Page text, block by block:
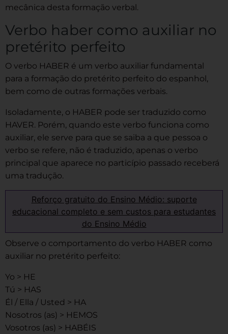
mecânica desta formação verbal.
Verbo haber como auxiliar no
pretérito perfeito
O verbo HABER é um verbo auxiliar fundamental
para a formação do pretérito perfeito do espanhol,
bem como de outras formações verbais.
Isoladamente, o HABER pode ser traduzido como
HAVER. Porém, quando este verbo funciona como
auxiliar, ele serve para que se saiba a que pessoa o
verbo se refere, não é traduzido, apenas o verbo
principal que aparece no particípio passado receberá
uma tradução.
Reforço gratuito do Ensino Médio: suporte
educacional completo e sem custos para estudantes
do Ensino Médio
Observe o comportamento do verbo HABER como
auxiliar no pretérito perfeito:
Yo > HE
Tú > HAS
Él / Ella / Usted > HA
Nosotros (as) > HEMOS
Vosotros (as) > HABÉIS